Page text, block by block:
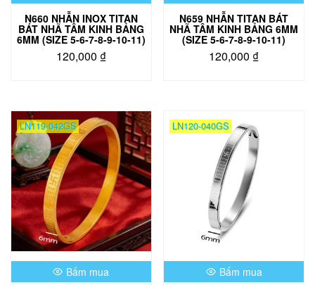
sản
phẩm
sản
phẩm
N660 NHẪN INOX TITAN
BÁT NHÃ TÂM KINH BẢNG
6MM (SIZE 5-6-7-8-9-10-11)
120,000 ₫
có
nhiều
biến
thể.
Các
tùy
chọn
có
thể
được
chọn
trên
N659 NHẪN TITAN BÁT
NHÃ TÂM KINH BẢNG 6MM
(SIZE 5-6-7-8-9-10-11)
120,000 ₫
nhiều
biến
Các
tùy
chọn
có
thể
chọn
trên
LN119-042GS
Bấm mua
LN120-040GS
Bấm mua